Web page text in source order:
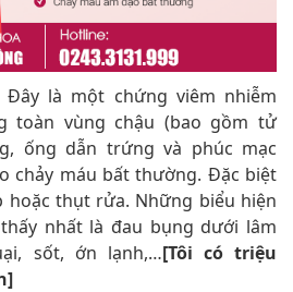
Đây là một chứng viêm nhiễm
toàn vùng chậu (bao gồm tử
ống dẫn trứng và phúc mạc
chảy máu bất thường. Đặc biệt
hoặc thụt rửa. Những biểu hiện
nhất là đau bụng dưới lâm
sốt, ớn lạnh,…[Tôi có triệu